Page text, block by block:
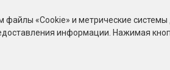
файлы «Cookie» и метрические
информации. Нажимая